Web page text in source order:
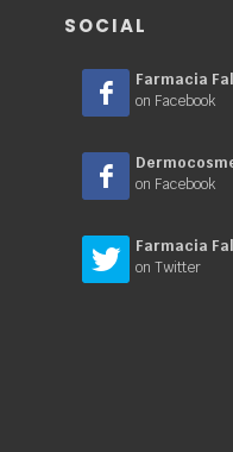
SOCIAL
Farmacia
on Facebook
on Facebook
Farmacia
on Twitter